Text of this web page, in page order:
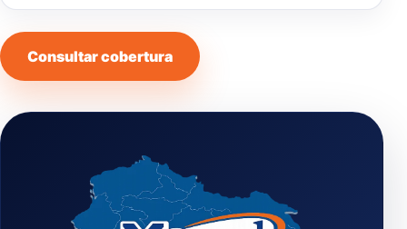
Consultar cobertura